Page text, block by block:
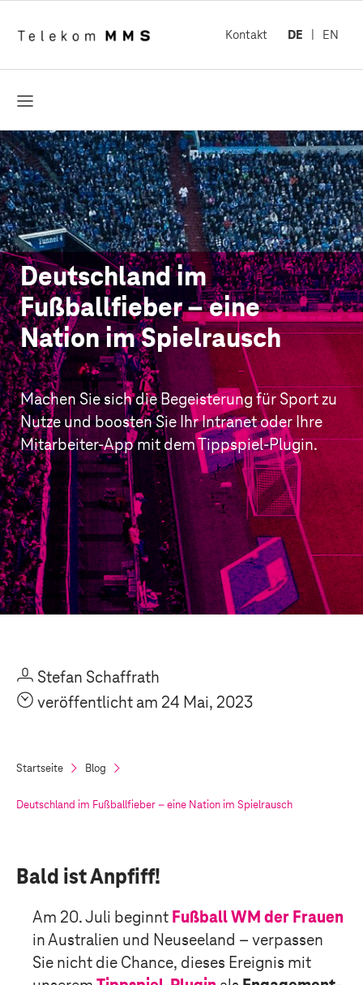
Kontakt DE EN
Deutschland im
Fußballfieber – eine
Nation im Spielrausch
Machen Sie sich die Begeisterung für Sport zu
Nutze und boosten Sie Ihr Intranet oder Ihre
Mitarbeiter-App mit dem Tippspiel-Plugin.
U Stefan Schaffrath
O veröffentlicht am 24 Mai, 2023
Startseite Blog
Deutschland im Fußballfieber – eine Nation im Spielrausch
Bald ist Anpfiff!
Am 20. Juli beginntFußball WM der Frauen
in Australien und Neuseeland – verpassen
Sie nicht die Chance, dieses Ereignis mit